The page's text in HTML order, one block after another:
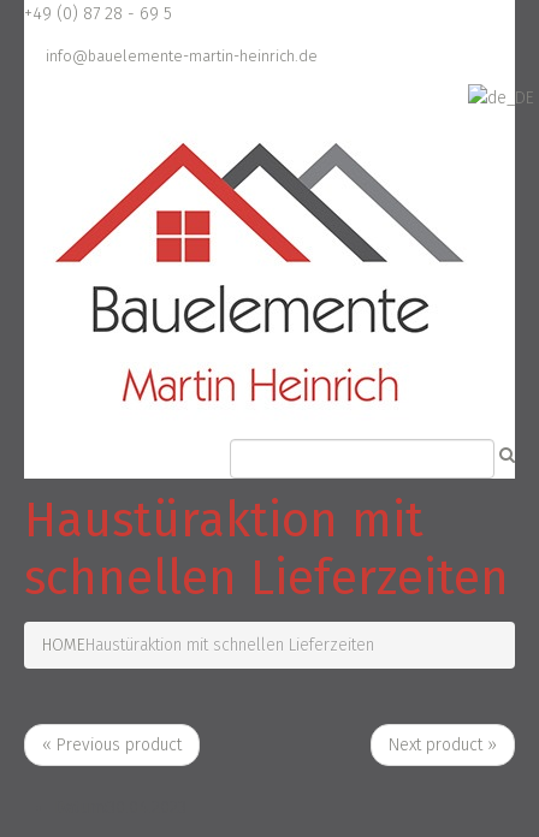
+49 (0) 87 28 - 69 5
info@bauelemente-martin-heinrich.de
Haustüraktion mit
schnellen Lieferzeiten
HOMEHaustüraktion mit schnellen Lieferzeiten
« Previous product Next product »